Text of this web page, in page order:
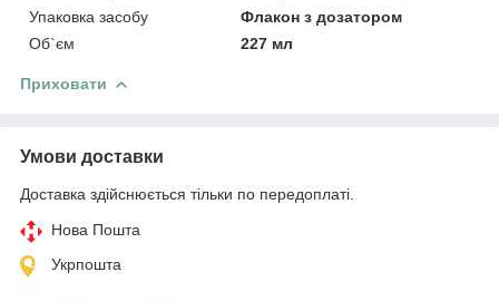
Упаковка засобу
Флакон з дозатором
Об`єм
227 мл
Приховати
Умови доставки
Доставка здійснюється тільки по передоплаті.
Нова Пошта
Укрпошта